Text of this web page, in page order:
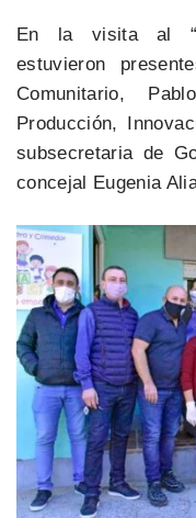
En la visita al
estuvieron
Comunitario,
Producción,
subsecretaria de
concejal Eugenia